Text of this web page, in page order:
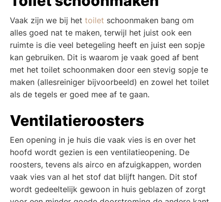
Vaak zijn we bij het toilet schoonmaken bang om
alles goed nat te maken, terwijl het juist ook een
ruimte is die veel betegeling heeft en juist een sopje
kan gebruiken. Dit is waarom je vaak goed af bent
met het toilet schoonmaken door een stevig sopje te
maken (allesreiniger bijvoorbeeld) en zowel het toilet
als de tegels er goed mee af te gaan.
Ventilatieroosters
Een opening in je huis die vaak vies is en over het
hoofd wordt gezien is een ventilatieopening. De
roosters, tevens als airco en afzuigkappen, worden
vaak vies van al het stof dat blijft hangen. Dit stof
wordt gedeeltelijk gewoon in huis geblazen of zorgt